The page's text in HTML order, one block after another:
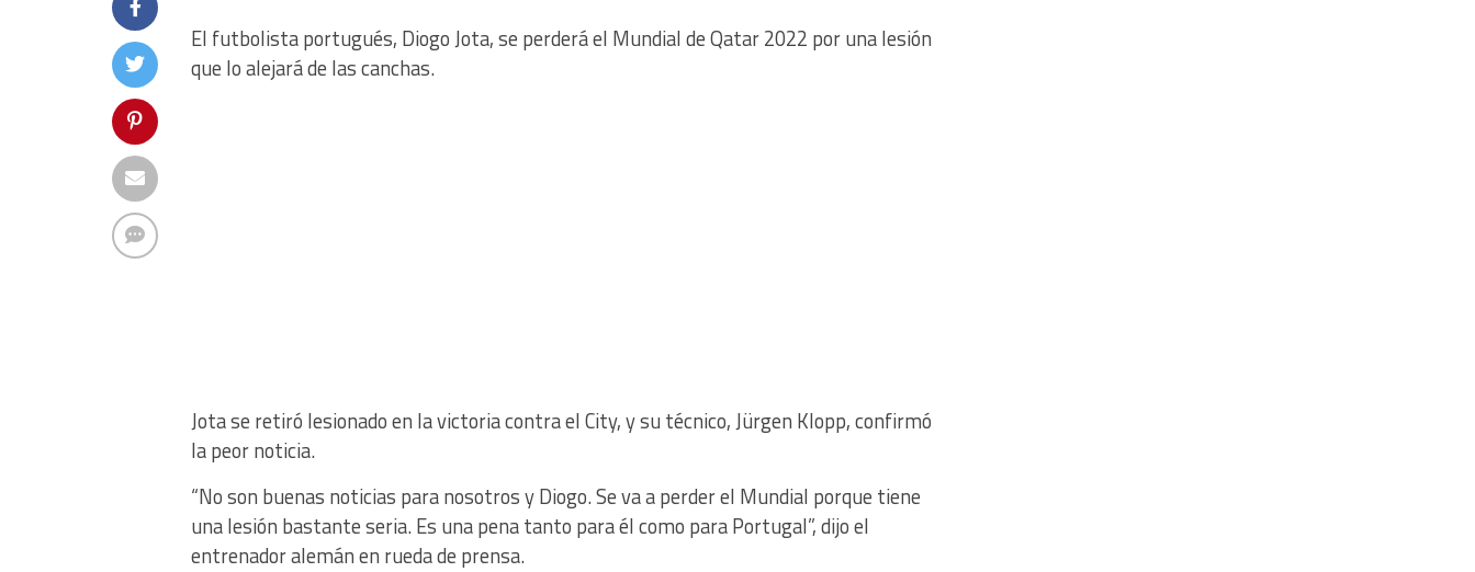
El futbolista portugués, Diogo Jota, se perderá el Mundial de Qatar 2022 por una lesión
que lo alejará de las canchas.
Jota se retiró lesionado en la victoria contra el City, y su técnico, Jürgen Klopp, confirmó
la peor noticia.
“No son buenas noticias para nosotros y Diogo. Se va a perder el Mundial porque tiene
una lesión bastante seria. Es una pena tanto para él como para Portugal”, dijo el
entrenador alemán en rueda de prensa.